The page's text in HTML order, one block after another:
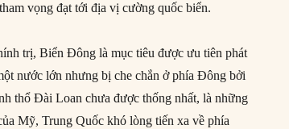
vọng đạt tới địa vị cường quốc biển.
trị, Biển Đông là mục tiêu được ưu tiên phát
nước lớn nhưng bị che chắn ở phía Đông bởi
thổ Đài Loan chưa được thống nhất, là những
Mỹ, Trung Quốc khó lòng tiến xa về phía